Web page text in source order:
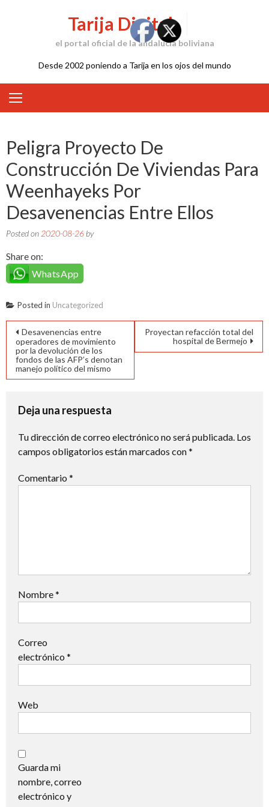
Tarija Digital
el portal oficial de la andalucía boliviana
Desde 2002 poniendo a Tarija en los ojos del mundo
Peligra Proyecto De
Construcción De Viviendas Para
Weenhayeks Por
Desavenencias Entre Ellos
Posted on 2020-08-26 by
Share on:
WhatsApp
Posted in Uncategorized
Navegación
de
entradas
Desavenencias entre
operadores de movimiento
por la devolución de los
fondos de las AFP’s denotan
manejo político del mismo
Proyectan refacción total del
hospital de Bermejo
Deja una respuesta
Tu dirección de correo electrónico no será publicada. Los
campos obligatorios están marcados con*
Comentario *
Nombre*
Correo
electrónico *
Web
Guarda mi
nombre, correo
electrónico y